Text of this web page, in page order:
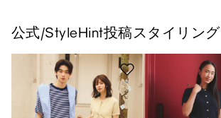
公式/StyleHint投稿スタイリング